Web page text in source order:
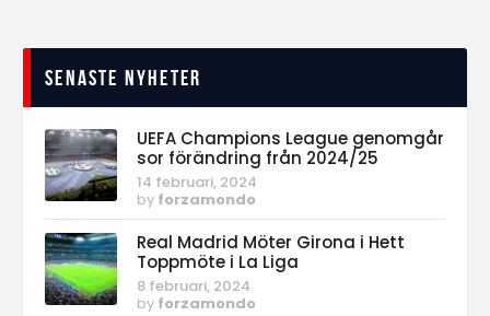
Senaste nyheter
UEFA Champions League genomgår
sor förändring från 2024/25
14 februari, 2024
by forzamondo
Real Madrid Möter Girona i Hett
Toppmöte i La Liga
8 februari, 2024
by forzamondo